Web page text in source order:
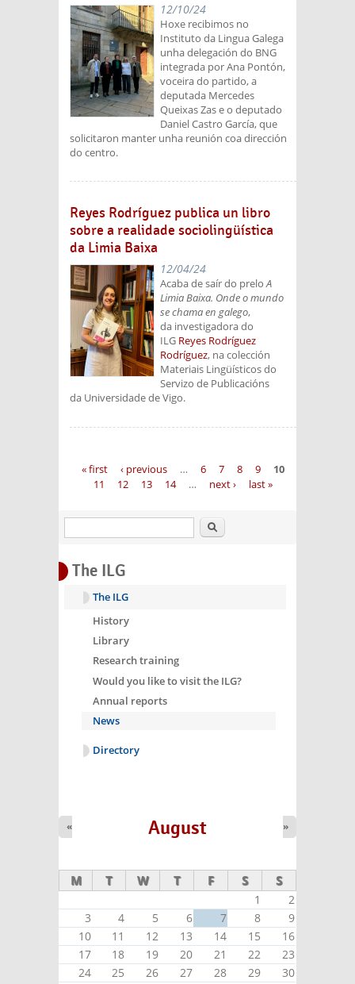
12/10/24
Hoxe recibimos no
Instituto da Lingua Galega
unha delegación do BNG
integrada por Ana Pontón,
voceira do partido, a
deputada Mercedes
Queixas Zas e o deputado
Daniel Castro García, que
solicitaron manter unha reunión coa dirección
do centro.
Reyes Rodríguez publica un libro
sobre a realidade sociolingüística
da Limia Baixa
12/04/24
Acaba de saír do preloA
Limia Baixa. Onde o mundo
se chama en galego,
da investigadora do
ILG Reyes Rodríguez
Rodríguez, na colección
Materiais Lingüísticos do
Servizo de Publicacións
da Universidade de Vigo.
Pages
« first ‹ previous … 6 7 8 9
10
11
12 13 14 … next › last »
Search
The ILG
The ILG
History
Library
Research training
Would you like to visit the ILG?
Annual reports
News
Directory
August
« »
M T W T F S S
1
2
3
4 5 6 7 8
9
10
11 12 13 14 15
16
17
18 19 20 21 22
23
24
25 26 27 28 29
30